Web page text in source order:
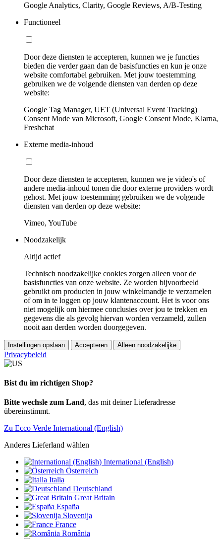
Google Analytics, Clarity, Google Reviews, A/B-Testing
Functioneel
Door deze diensten te accepteren, kunnen we je functies
bieden die verder gaan dan de basisfuncties en kun je onze
website comfortabel gebruiken. Met jouw toestemming
gebruiken we de volgende diensten van derden op deze
website:
Google Tag Manager, UET (Universal Event Tracking)
Consent Mode van Microsoft, Google Consent Mode, Klarna,
Freshchat
Externe media-inhoud
Door deze diensten te accepteren, kunnen we je video's of
andere media-inhoud tonen die door externe providers wordt
gehost. Met jouw toestemming gebruiken we de volgende
diensten van derden op deze website:
Vimeo, YouTube
Noodzakelijk
Altijd actief
Technisch noodzakelijke cookies zorgen alleen voor de
basisfuncties van onze website. Ze worden bijvoorbeeld
gebruikt om producten in jouw winkelmandje te verzamelen
of om in te loggen op jouw klantenaccount. Het is voor ons
niet mogelijk om hiermee conclusies over jou te trekken en
gegevens die als gevolg hiervan worden verzameld, zullen
nooit aan derden worden doorgegeven.
Instellingen opslaan Accepteren Alleen noodzakelijke
Privacybeleid
Bist du im richtigen Shop?
Bitte wechsle zum Land, das mit deiner Lieferadresse
übereinstimmt.
Zu Ecco Verde International (English)
Anderes Lieferland wählen
International (English)
Österreich
Italia
Deutschland
Great Britain
España
Slovenija
France
România